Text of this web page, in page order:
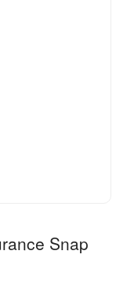
Snap